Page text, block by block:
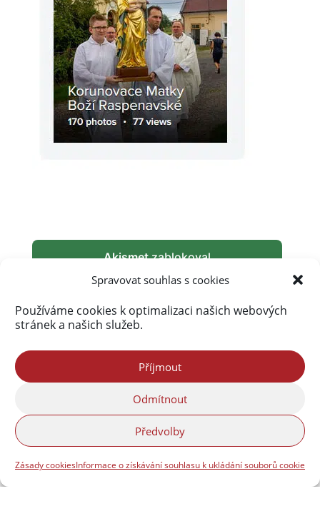
Spravovat souhlas s cookies
Používáme cookies k optimalizaci našich webových
stránek a našich služeb.
Příjmout
Odmítnout
Předvolby
Zásady cookiesInformace o získávání souhlasu k ukládání souborů cookie
Akismetzablokoval
290 217 spamů